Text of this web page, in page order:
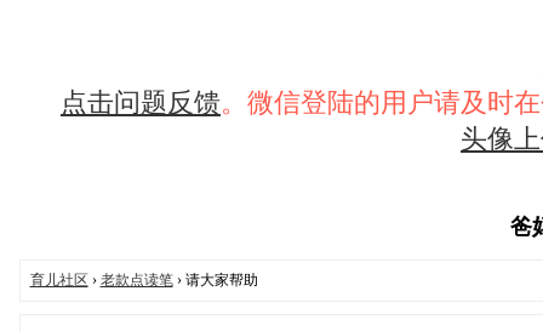
点击问题反馈。微信登陆的用户请及时
头像
爸
育儿社区› 老款点读笔› 请大家帮助